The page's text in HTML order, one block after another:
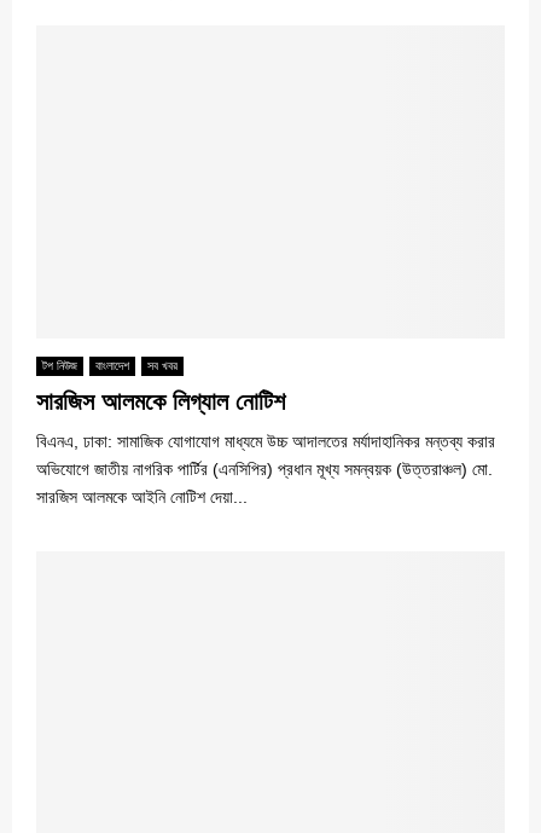
টপ নিউজ বাংলাদেশ সব খবর
সারজিস আলমকে লিগ্যাল নোটিশ
বিএনএ, ঢাকা: সামাজিক যোগাযোগ মাধ্যমে উচ্চ আদালতের মর্যাদাহানিকর মন্তব্য করার
অভিযোগে জাতীয় নাগরিক পার্টির (এনসিপির) প্রধান মূখ্য সমন্বয়ক (উত্তরাঞ্চল) মো.
সারজিস আলমকে আইনি নোটিশ দেয়া...